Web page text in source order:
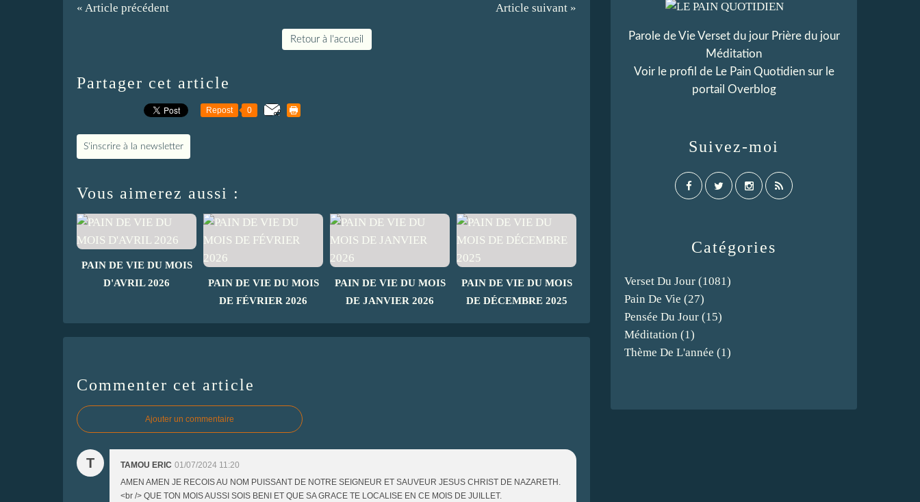
« Article précédent Article suivant »
Retour à l'accueil
Partager cet article
Repost 0
S'inscrire à la newsletter
Vous aimerez aussi :
PAIN DE VIE DU MOIS
D'AVRIL 2026
PAIN DE VIE DU MOIS
DE FÉVRIER 2026
PAIN DE VIE DU MOIS
DE JANVIER 2026
PAIN DE VIE DU MOIS
DE DÉCEMBRE 2025
Commenter cet article
Ajouter un commentaire
T TAMOU ERIC 01/07/2024 11:20
AMEN AMEN JE RECOIS AU NOM PUISSANT DE NOTRE SEIGNEUR ET SAUVEUR JESUS CHRIST DE NAZARETH.
<br /> QUE TON MOIS AUSSI SOIS BENI ET QUE SA GRACE TE LOCALISE EN CE MOIS DE JUILLET.
Catégories
Verset Du Jour (1081)
Pain De Vie (27)
Pensée Du Jour (15)
Méditation (1)
Thème De L'année (1)
Parole de Vie Verset du jour Prière du jour
Méditation
Voir le profil de Le Pain Quotidiensur le
portail Overblog
Suivez-moi